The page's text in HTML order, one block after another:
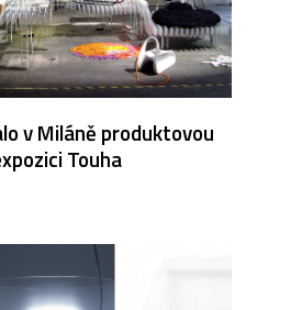
v Miláně produktovou
Touha